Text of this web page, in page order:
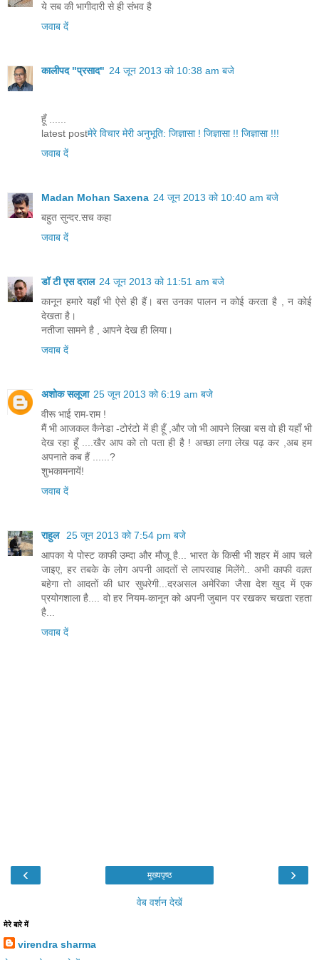
ये सब की भागीदारी से ही संभव है
जवाब दें
कालीपद "प्रसाद" 24 जून 2013 को 10:38 am बजे
हूँ ......
latest postमेरे विचार मेरी अनुभूति: जिज्ञासा ! जिज्ञासा !! जिज्ञासा !!!
जवाब दें
Madan Mohan Saxena 24 जून 2013 को 10:40 am बजे
बहुत सुन्दर.सच कहा
जवाब दें
डॉ टी एस दराल 24 जून 2013 को 11:51 am बजे
कानून हमारे यहाँ भी ऐसे ही हैं। बस उनका पालन न कोई करता है , न कोई
देखता है।
नतीजा सामने है , आपने देख ही लिया।
जवाब दें
अशोक सलूजा 25 जून 2013 को 6:19 am बजे
वीरू भाई राम-राम !
मैं भी आजकल कैनेडा -टोरंटो में ही हूँ ,और जो भी आपने लिखा बस वो ही यहाँ भी
देख रहा हूँ ....खैर आप को तो पता ही है ! अच्छा लगा लेख पढ़ कर ,अब हम
अपनाते कब हैं ......?
शुभकामनायें!
जवाब दें
राहुल
25 जून 2013 को 7:54 pm बजे
आपका ये पोस्ट काफी उम्दा और मौजू है... भारत के किसी भी शहर में आप चले
जाइए, हर तबके के लोग अपनी आदतों से लापरवाह मिलेंगे.. अभी काफी वक़्त
बहेगा तो आदतों की धार सुधरेगी...दरअसल अमेरिका जैसा देश खुद में एक
प्रयोगशाला है.... वो हर नियम-कानून को अपनी जुबान पर रखकर चखता रहता
है...
जवाब दें
‹ ›
मुख्यपृष्ठ
वेब वर्शन देखें
मेरे बारे में
virendra sharma